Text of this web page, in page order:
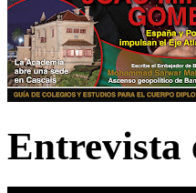
Entrevista